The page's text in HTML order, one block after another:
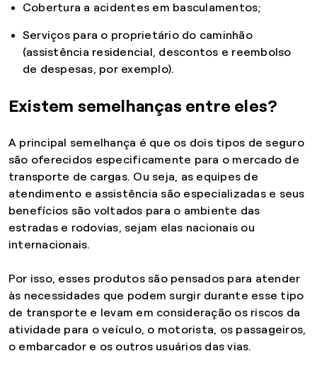
Cobertura a acidentes em basculamentos;
Serviços para o proprietário do caminhão
(assistência residencial, descontos e reembolso
de despesas, por exemplo).
Existem semelhanças entre eles?
A principal semelhança é que os dois tipos de seguro
são oferecidos especificamente para o mercado de
transporte de cargas. Ou seja, as equipes de
atendimento e assistência são especializadas e seus
benefícios são voltados para o ambiente das
estradas e rodovias, sejam elas nacionais ou
internacionais.
Por isso, esses produtos são pensados para atender
às necessidades que podem surgir durante esse tipo
de transporte e levam em consideração os riscos da
atividade para o veículo, o motorista, os passageiros,
o embarcador e os outros usuários das vias.